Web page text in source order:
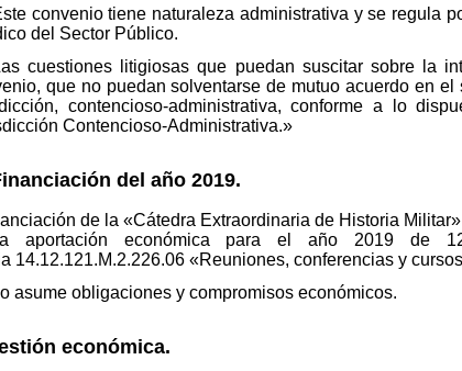
convenio tiene naturaleza administrativa y se regula
del Sector Público.
cuestiones litigiosas que puedan suscitar sobre la
que no puedan solventarse de mutuo acuerdo en
contencioso-administrativa, conforme a lo
Contencioso-Administrativa.»
del año 2019.
de la «Cátedra Extraordinaria de Historia
aportación económica para el año 2019 de
14.12.121.M.2.226.06 «Reuniones, conferencias y
asume obligaciones y compromisos económicos.
económica.